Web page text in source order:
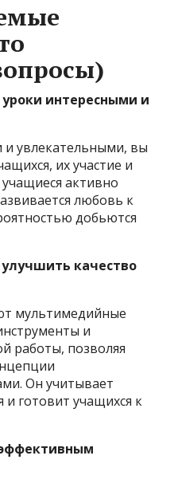
интересными и
и увлекательными, вы
их участие и
активно
любовь к
добьются
улучшить качество
мультимедийные
и
работы, позволяя
Он учитывает
и готовит учащихся к